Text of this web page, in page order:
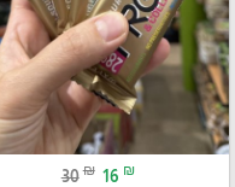
30 ₪ 16 ₪